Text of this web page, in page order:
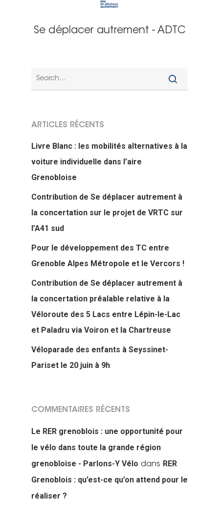
Se déplacer autrement - ADTC
ARTICLES RÉCENTS
Livre Blanc : les mobilités alternatives à la
voiture individuelle dans l’aire
Grenobloise
Contribution de Se déplacer autrement à
la concertation sur le projet de VRTC sur
l’A41 sud
Pour le développement des TC entre
Grenoble Alpes Métropole et le Vercors !
Contribution de Se déplacer autrement à
la concertation préalable relative à la
Véloroute des 5 Lacs entre Lépin-le-Lac
et Paladru via Voiron et la Chartreuse
Véloparade des enfants à Seyssinet-
Pariset le 20 juin à 9h
COMMENTAIRES RÉCENTS
Le RER grenoblois : une opportunité pour
le vélo dans toute la grande région
grenobloise - Parlons-Y Vélo dans RER
Grenoblois : qu’est-ce qu’on attend pour le
réaliser ?